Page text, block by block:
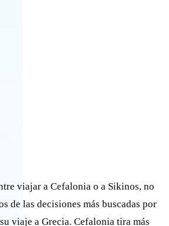
viajar a Cefalonia o a Sikinos, no
de las decisiones más buscadas por
viaje a Grecia. Cefalonia tira más